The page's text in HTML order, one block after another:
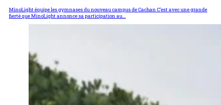
MinoLight équipe les gymnases du nouveau campus de Cachan C’est avec une grande
fierté que MinoLight annonce sa participation au…